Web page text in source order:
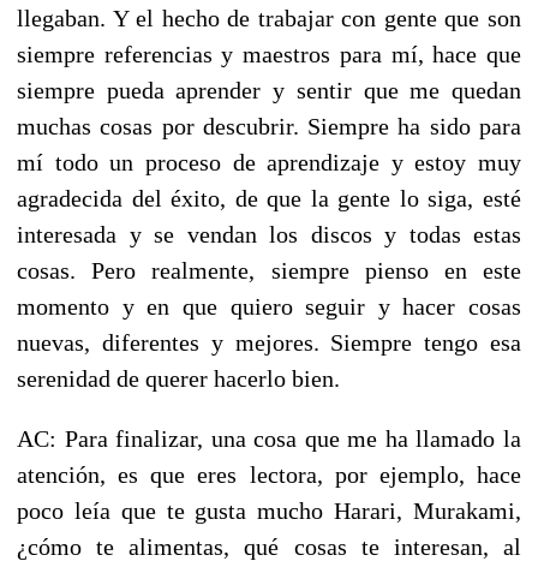
llegaban. Y el hecho de trabajar con gente que son
siempre referencias y maestros para mí, hace que
siempre pueda aprender y sentir que me quedan
muchas cosas por descubrir. Siempre ha sido para
mí todo un proceso de aprendizaje y estoy muy
agradecida del éxito, de que la gente lo siga, esté
interesada y se vendan los discos y todas estas
cosas. Pero realmente, siempre pienso en este
momento y en que quiero seguir y hacer cosas
nuevas, diferentes y mejores. Siempre tengo esa
serenidad de querer hacerlo bien.
AC: Para finalizar, una cosa que me ha llamado la
atención, es que eres lectora, por ejemplo, hace
poco leía que te gusta mucho Harari, Murakami,
¿cómo te alimentas, qué cosas te interesan, al